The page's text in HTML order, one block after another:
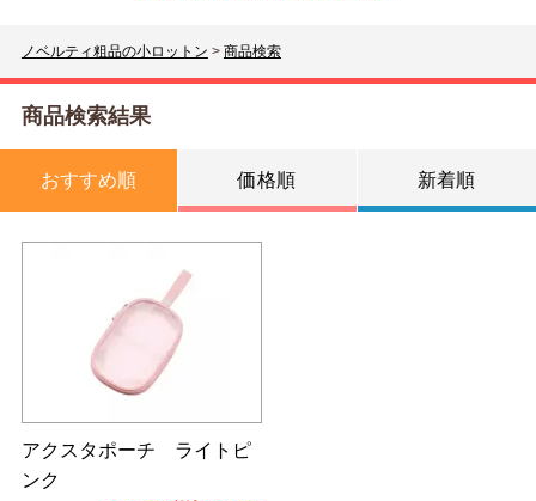
ノベルティ粗品の小ロットン > 商品検索
商品検索結果
おすすめ順 価格順 新着順
アクスタポーチ ライトピ
ンク